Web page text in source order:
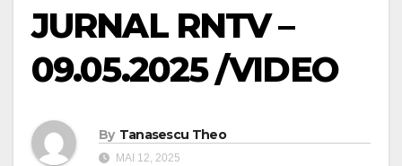
JURNAL RNTV –
09.05.2025 /VIDEO
By Tanasescu Theo
MAI 12, 2025